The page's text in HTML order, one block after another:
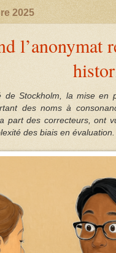
2025
l’anonymat
de Stockholm, la mise
des noms à
part des correcteurs, ont
des biais en évaluation.